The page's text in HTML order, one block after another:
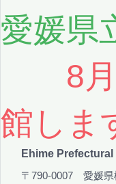
愛媛県
8
館しま
Ehime
〒790-0007 愛媛県